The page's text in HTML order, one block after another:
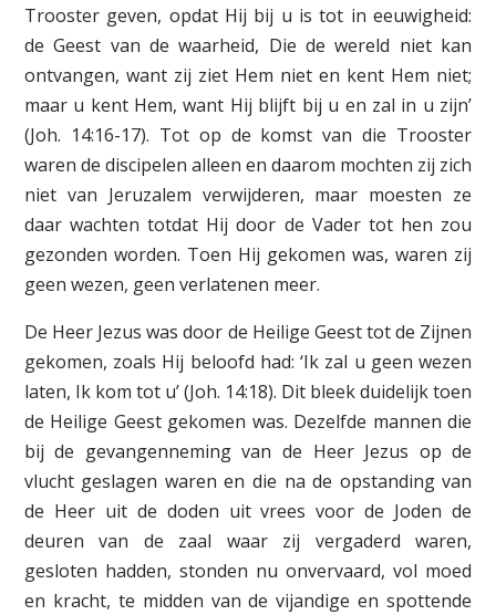
Trooster geven, opdat Hij bij u is tot in eeuwigheid:
de Geest van de waarheid, Die de wereld niet kan
ontvangen, want zij ziet Hem niet en kent Hem niet;
maar u kent Hem, want Hij blijft bij u en zal in u zijn’
(Joh. 14:16-17). Tot op de komst van die Trooster
waren de discipelen alleen en daarom mochten zij zich
niet van Jeruzalem verwijderen, maar moesten ze
daar wachten totdat Hij door de Vader tot hen zou
gezonden worden. Toen Hij gekomen was, waren zij
geen wezen, geen verlatenen meer.
De Heer Jezus was door de Heilige Geest tot de Zijnen
gekomen, zoals Hij beloofd had: ‘Ik zal u geen wezen
laten, Ik kom tot u’ (Joh. 14:18). Dit bleek duidelijk toen
de Heilige Geest gekomen was. Dezelfde mannen die
bij de gevangenneming van de Heer Jezus op de
vlucht geslagen waren en die na de opstanding van
de Heer uit de doden uit vrees voor de Joden de
deuren van de zaal waar zij vergaderd waren,
gesloten hadden, stonden nu onvervaard, vol moed
en kracht, te midden van de vijandige en spottende